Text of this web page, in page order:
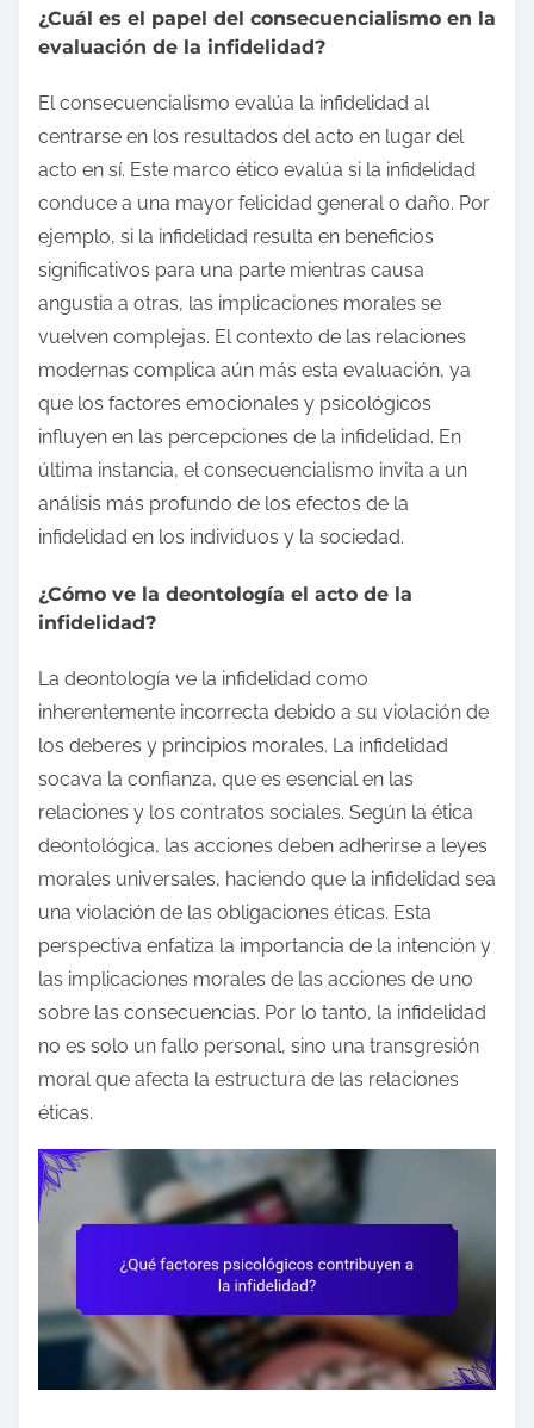
¿Cuál es el papel del consecuencialismo en la
evaluación de la infidelidad?
El consecuencialismo evalúa la infidelidad al
centrarse en los resultados del acto en lugar del
acto en sí. Este marco ético evalúa si la infidelidad
conduce a una mayor felicidad general o daño. Por
ejemplo, si la infidelidad resulta en beneficios
significativos para una parte mientras causa
angustia a otras, las implicaciones morales se
vuelven complejas. El contexto de las relaciones
modernas complica aún más esta evaluación, ya
que los factores emocionales y psicológicos
influyen en las percepciones de la infidelidad. En
última instancia, el consecuencialismo invita a un
análisis más profundo de los efectos de la
infidelidad en los individuos y la sociedad.
¿Cómo ve la deontología el acto de la
infidelidad?
La deontología ve la infidelidad como
inherentemente incorrecta debido a su violación de
los deberes y principios morales. La infidelidad
socava la confianza, que es esencial en las
relaciones y los contratos sociales. Según la ética
deontológica, las acciones deben adherirse a leyes
morales universales, haciendo que la infidelidad sea
una violación de las obligaciones éticas. Esta
perspectiva enfatiza la importancia de la intención y
las implicaciones morales de las acciones de uno
sobre las consecuencias. Por lo tanto, la infidelidad
no es solo un fallo personal, sino una transgresión
moral que afecta la estructura de las relaciones
éticas.